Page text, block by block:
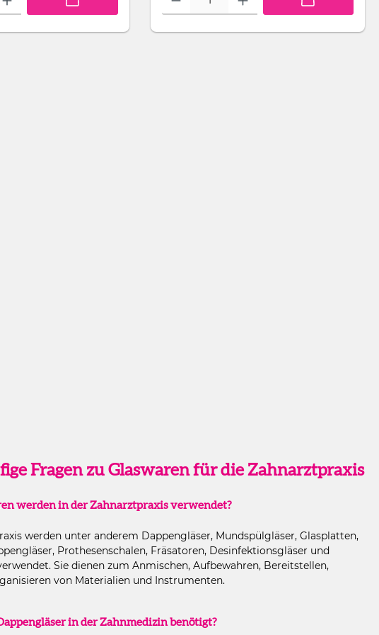
Fragen zu Glaswaren für die Zahnarztpraxis
werden in der Zahnarztpraxis verwendet?
werden unter anderem Dappengläser, Mundspülgläser, Glasplatten,
Prothesenschalen, Fräsatoren, Desinfektionsgläser und
Sie dienen zum Anmischen, Aufbewahren, Bereitstellen,
von Materialien und Instrumenten.
in der Zahnmedizin benötigt?